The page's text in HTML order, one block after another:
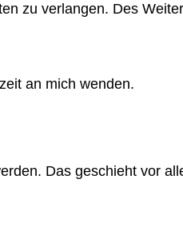
zu verlangen. Des
an mich wenden.
Das geschieht vor